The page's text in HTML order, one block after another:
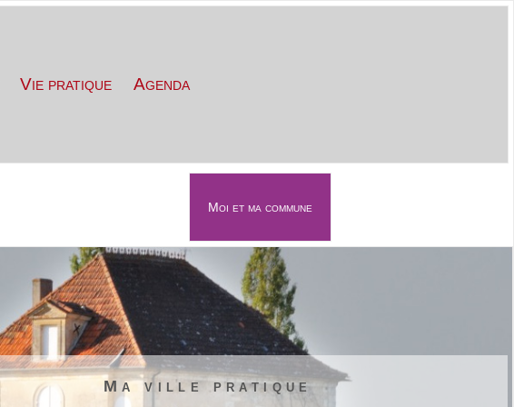
Vie pratique Agenda
Moi et ma commune
évènements
Contact
Ma ville pratique